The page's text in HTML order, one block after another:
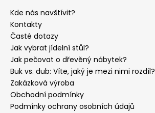
Kde nás navštívit?
Kontakty
Časté dotazy
Jak vybrat jídelní stůl?
Jak pečovat o dřevěný nábytek?
Buk vs. dub: Víte, jaký je mezi nimi rozdíl?
Zakázková výroba
Obchodní podmínky
Podmínky ochrany osobních údajů